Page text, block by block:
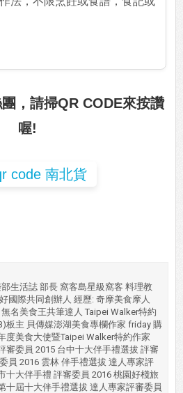
，請掃QR CODE來按讚
喔!
生活誌 部長 窩客島星級窩客 料理教
國際共同創辦人 經歷: 奇摩美食摩人
名美食王共筆達人 Taipei Walker特約
板主 貝傳媒澎湖美食專欄作家 friday 購
度美食大使暨Taipei Walker特約作家
審委員 2015 台中十大伴手禮選拔 評審
員 2016 雲林 伴手禮選拔 達人專家評
十大伴手禮 評審委員 2016 桃園好棧旅
十屆十大伴手禮選拔 達人專家評審委員